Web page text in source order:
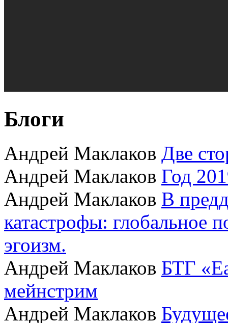
Блоги
Андрей Маклаков Две
Андрей Маклаков Год
Андрей Маклаков В
катастрофы: глобальное
эгоизм.
Андрей Маклаков БТГ
мейнстрим
Андрей Маклаков